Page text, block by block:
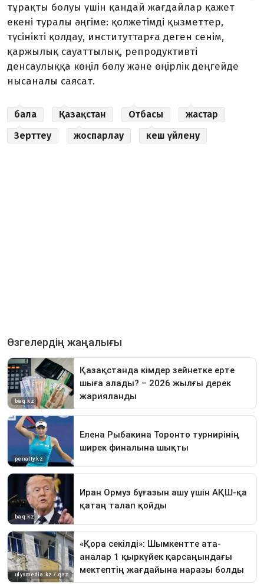
тұрақты болуы үшін қандай жағдайлар қажет
екені туралы әңгіме: қолжетімді қызметтер,
түсінікті қолдау, институттарға деген сенім,
қаржылық сауаттылық, репродуктивті
денсаулыққа көңіл бөлу және өңірлік деңгейде
нысаналы саясат.
бала Қазақстан Отбасы
жастар
Зерттеу
жоспарлау кеш үйлену